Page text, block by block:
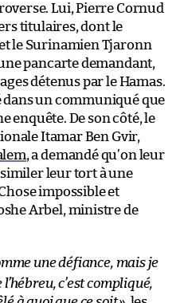
Lui, Pierre Cornud
titulaires, dont le
le Surinamien Tjaronn
pancarte demandant,
détenus par le Hamas.
dans un communiqué que
enquête. De son côté, le
Itamar Ben Gvir,
, a demandé qu’on leur
leur tort à une
impossible et
Arbel, ministre de
une défiance, mais je
c’est compliqué,